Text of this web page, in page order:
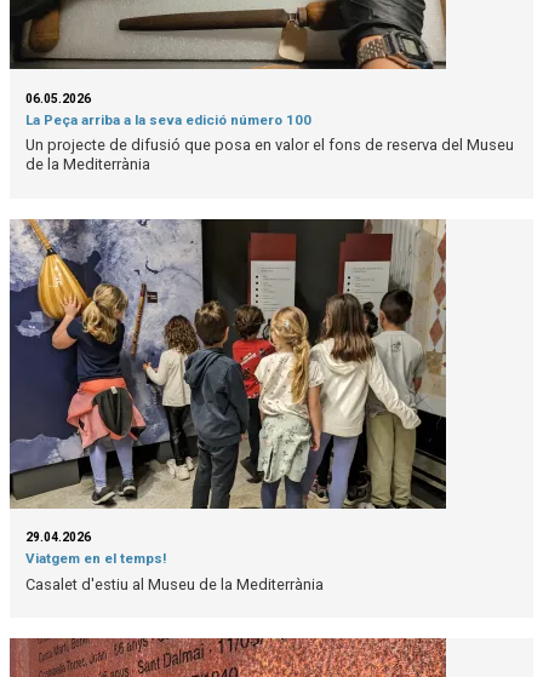
06.05.2026
La Peça arriba a la seva edició número 100
Un projecte de difusió que posa en valor el fons de reserva del Museu
de la Mediterrània
29.04.2026
Viatgem en el temps!
Casalet d'estiu al Museu de la Mediterrània